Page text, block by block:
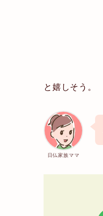
と嬉しそう。
日仏家族ママ